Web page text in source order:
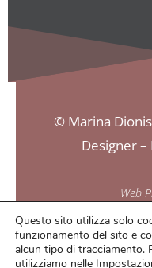
© Marina
Designer –
Web
Questo sito utilizza solo
funzionamento del sito e
alcun tipo di tracciamento.
utilizziamo nelle